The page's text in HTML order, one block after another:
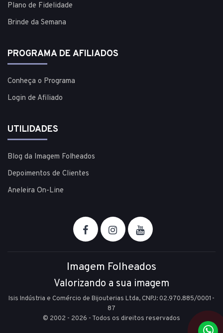
Plano de Fidelidade
Brinde da Semana
PROGRAMA DE AFILIADOS
Conheça o Programa
Login de Afiliado
UTILIDADES
Blog da Imagem Folheados
Depoimentos de Clientes
Aneleira On-Line
Imagem Folheados
Valorizando a sua imagem
Isis Indústria e Comércio de Bijouterias Ltda, CNPJ: 02.970.885/0001-
87
© 2002 - 2026 - Todos os direitos reservados